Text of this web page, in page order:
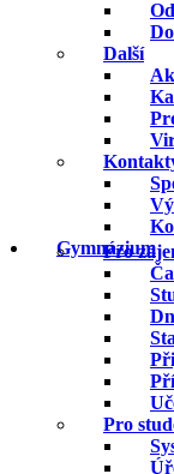
Další
Gymnázium
Pro
Pro